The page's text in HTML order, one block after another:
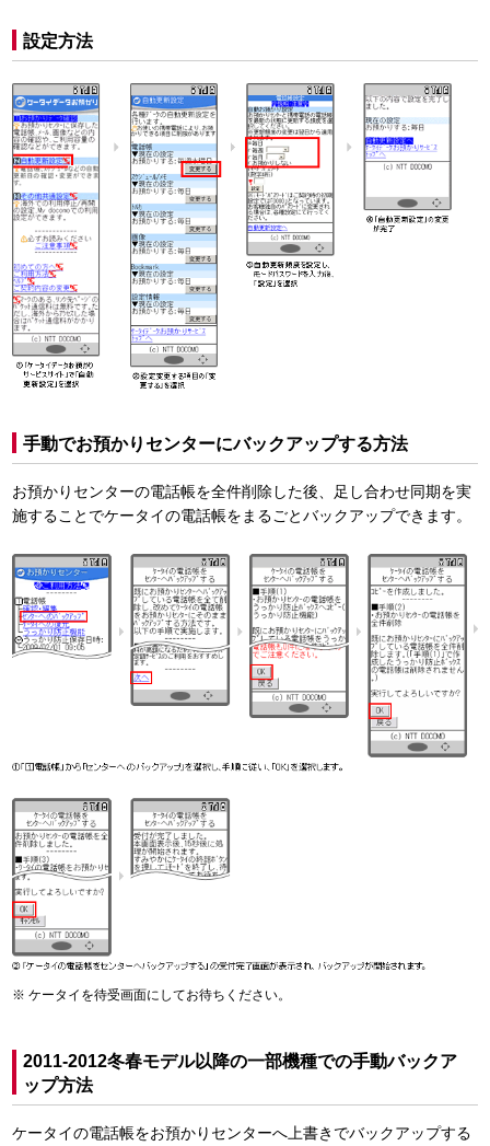
設定方法
手動でお預かりセンターにバックアップする方法
お預かりセンターの電話帳を全件削除した後、足し合わせ同期を実
施することでケータイの電話帳をまるごとバックアップできます。
ケータイを待受画面にしてお待ちください。
2011-2012冬春モデル以降の一部機種での手動バックア
ップ方法
ケータイの電話帳をお預かりセンターへ上書きでバックアップする